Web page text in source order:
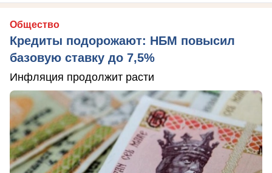
Общество
Кредиты подорожают: НБМ повысил
базовую ставку до 7,5%
Инфляция продолжит расти